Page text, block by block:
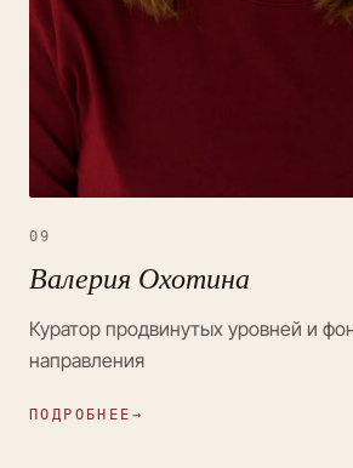
09
Валерия Охотина
Куратор продвинутых уровней и
направления
ПОДРОБНЕЕ →